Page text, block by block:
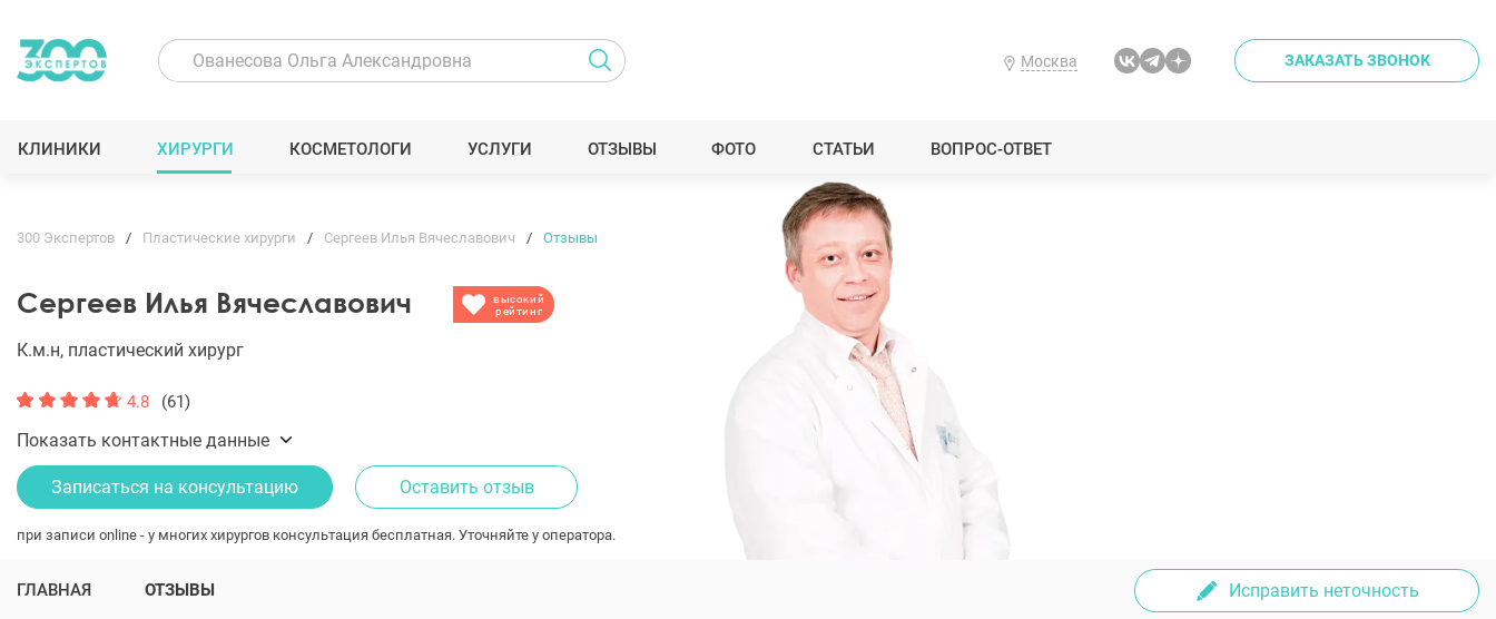
Москва ЗАКАЗАТЬ ЗВОНОК
КЛИНИКИ ХИРУРГИ КОСМЕТОЛОГИ УСЛУГИ ОТЗЫВЫ ФОТО СТАТЬИ ВОПРОС-ОТВЕТ
300 Экспертов Пластические хирурги Сергеев Илья Вячеславович Отзывы
Сергеев Илья Вячеславович
высокий
рейтинг
К.м.н, пластический хирург
4.8 (61)
Показать контактные данные
Записаться на консультацию Оставить отзыв
при записи online - у многих хирургов консультация бесплатная. Уточняйте у оператора.
ГЛАВНАЯ ОТЗЫВЫ Исправить неточность